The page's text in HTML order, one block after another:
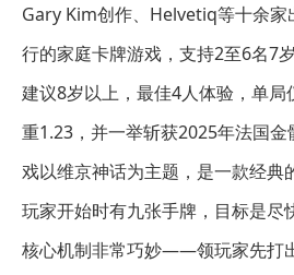
Gary Kim创作、Helvetiq等十余家
行的家庭卡牌游戏，支持2至6名7
建议8岁以上，最佳4人体验，单局
重1.23，并一举斩获2025年法国
戏以维京神话为主题，是一款经典
玩家开始时有九张手牌，目标是尽
核心机制非常巧妙——领玩家先打